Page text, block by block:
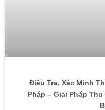
Điều Tra, Xác Minh
Pháp – Giải Pháp